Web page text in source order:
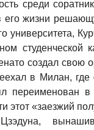
среди
его жизни
университета,
студенческой
создал свою
в Милан, где
переименован
этот «заезжий